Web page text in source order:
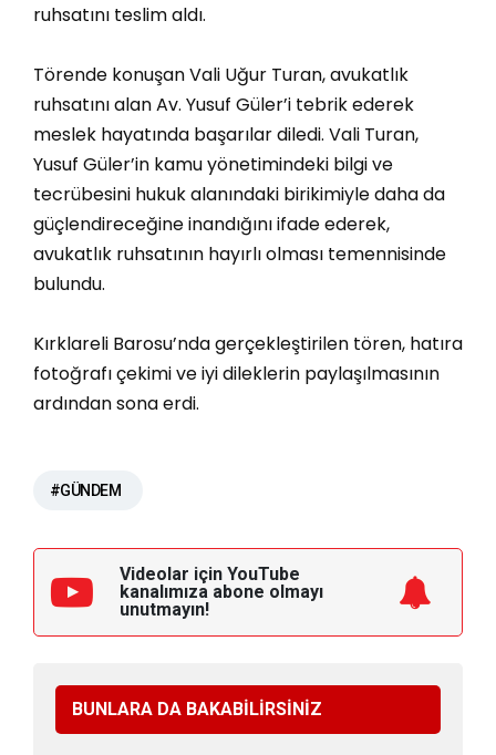
ruhsatını teslim aldı.
Törende konuşan Vali Uğur Turan, avukatlık
ruhsatını alan Av. Yusuf Güler’i tebrik ederek
meslek hayatında başarılar diledi. Vali Turan,
Yusuf Güler’in kamu yönetimindeki bilgi ve
tecrübesini hukuk alanındaki birikimiyle daha da
güçlendireceğine inandığını ifade ederek,
avukatlık ruhsatının hayırlı olması temennisinde
bulundu.
Kırklareli Barosu’nda gerçekleştirilen tören, hatıra
fotoğrafı çekimi ve iyi dileklerin paylaşılmasının
ardından sona erdi.
#GÜNDEM
Videolar için YouTube
kanalımıza abone olmayı
unutmayın!
BUNLARA DA BAKABİLİRSİNİZ